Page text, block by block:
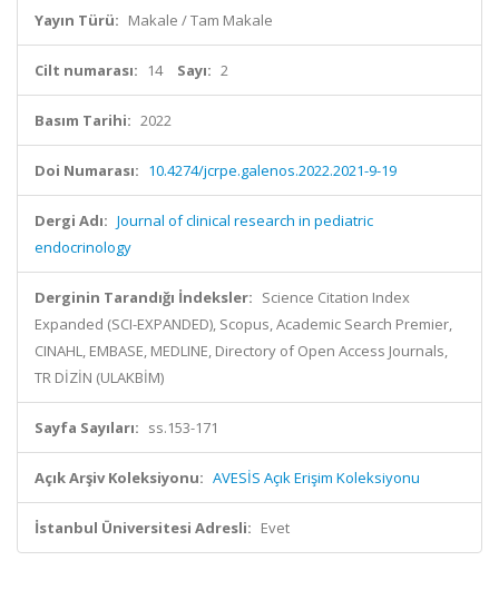
Yayın Türü: Makale / Tam Makale
Cilt numarası: 14 Sayı: 2
Basım Tarihi: 2022
Doi Numarası: 10.4274/jcrpe.galenos.2022.2021-9-19
Dergi Adı: Journal of clinical research in pediatric
endocrinology
Derginin Tarandığı İndeksler: Science Citation Index
Expanded (SCI-EXPANDED), Scopus, Academic Search Premier,
CINAHL, EMBASE, MEDLINE, Directory of Open Access Journals,
TR DİZİN (ULAKBİM)
Sayfa Sayıları: ss.153-171
Açık Arşiv Koleksiyonu: AVESİS Açık Erişim Koleksiyonu
İstanbul Üniversitesi Adresli: Evet